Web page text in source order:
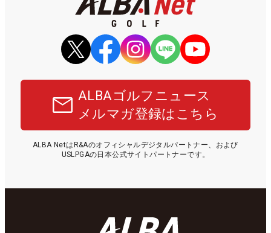
ALBAゴルフニュース
メルマガ登録はこちら
ALBA NetはR&Aのオフィシャルデジタルパートナー、および
USLPGAの日本公式サイトパートナーです。